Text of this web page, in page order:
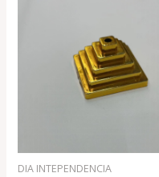
DIA INTEPENDENCIA